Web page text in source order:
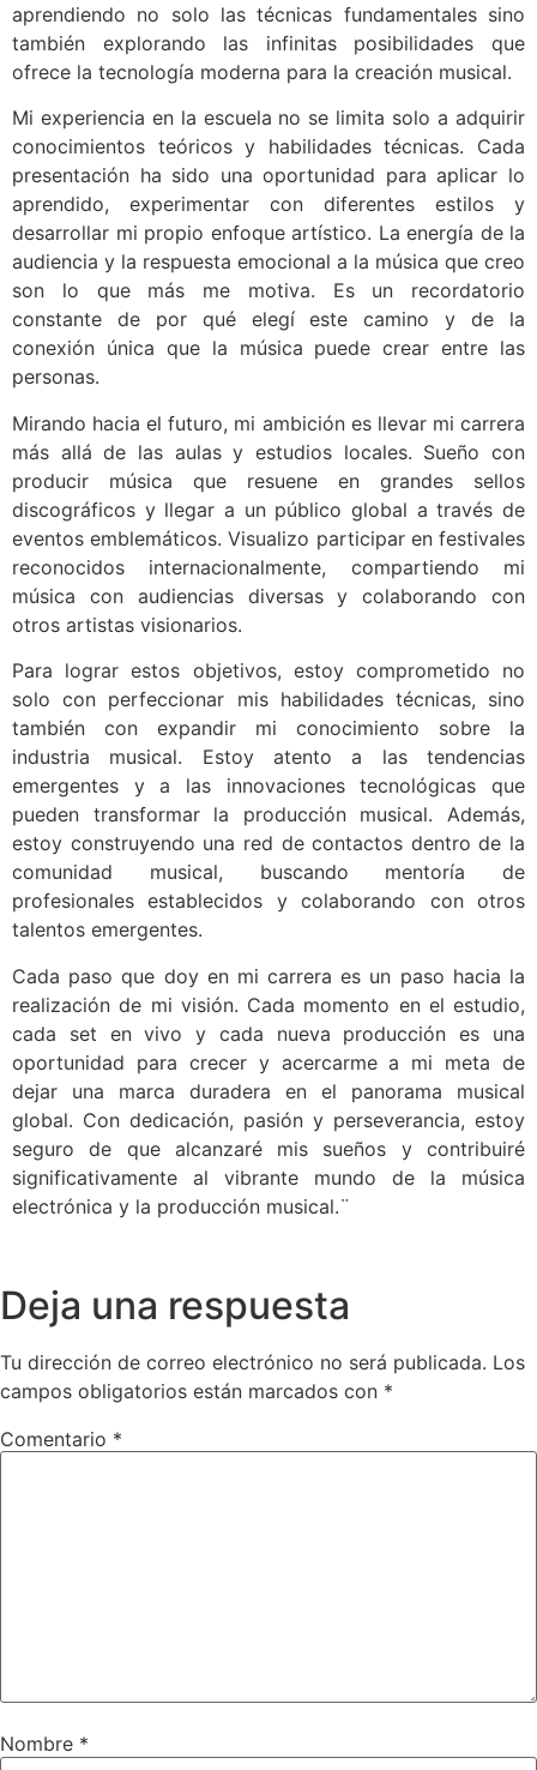
aprendiendo no solo las técnicas fundamentales sino
también explorando las infinitas posibilidades que
ofrece la tecnología moderna para la creación musical.
Mi experiencia en la escuela no se limita solo a adquirir
conocimientos teóricos y habilidades técnicas. Cada
presentación ha sido una oportunidad para aplicar lo
aprendido, experimentar con diferentes estilos y
desarrollar mi propio enfoque artístico. La energía de la
audiencia y la respuesta emocional a la música que creo
son lo que más me motiva. Es un recordatorio
constante de por qué elegí este camino y de la
conexión única que la música puede crear entre las
personas.
Mirando hacia el futuro, mi ambición es llevar mi carrera
más allá de las aulas y estudios locales. Sueño con
producir música que resuene en grandes sellos
discográficos y llegar a un público global a través de
eventos emblemáticos. Visualizo participar en festivales
reconocidos internacionalmente, compartiendo mi
música con audiencias diversas y colaborando con
otros artistas visionarios.
Para lograr estos objetivos, estoy comprometido no
solo con perfeccionar mis habilidades técnicas, sino
también con expandir mi conocimiento sobre la
industria musical. Estoy atento a las tendencias
emergentes y a las innovaciones tecnológicas que
pueden transformar la producción musical. Además,
estoy construyendo una red de contactos dentro de la
comunidad musical, buscando mentoría de
profesionales establecidos y colaborando con otros
talentos emergentes.
Cada paso que doy en mi carrera es un paso hacia la
realización de mi visión. Cada momento en el estudio,
cada set en vivo y cada nueva producción es una
oportunidad para crecer y acercarme a mi meta de
dejar una marca duradera en el panorama musical
global. Con dedicación, pasión y perseverancia, estoy
seguro de que alcanzaré mis sueños y contribuiré
significativamente al vibrante mundo de la música
electrónica y la producción musical.¨
Deja una respuesta
Tu dirección de correo electrónico no será publicada. Los
campos obligatorios están marcados con *
Comentario *
Nombre *